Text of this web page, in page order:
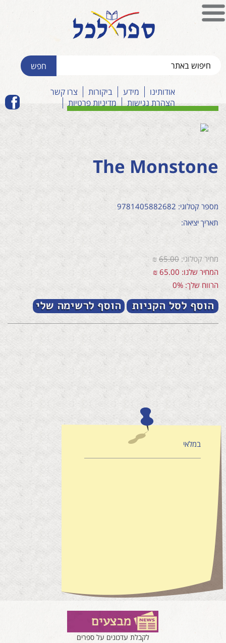
אודותינו מידע ביקורות
צרו קשר
הצהרת נגישות
מדיניות פרטיות
The Monstone
מספר קטלוגי: 9781405882682
תאריך יציאה:
מחיר קטלוגי: 65.00
₪
המחיר שלנו: 65.00 ₪
הרווח שלך: 0%
במלאי
לקבלת עדכונים על ספרים